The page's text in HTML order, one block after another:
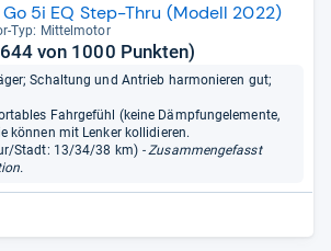
5i EQ Step-Thru (Modell 2022)
​Typ: Mit­tel­mo­tor
von 1000 Punkten)
Schaltung und Antrieb harmonieren gut;
Fahrgefühl (keine Dämpfungelemente,
können mit Lenker kollidieren.
Stadt: 13/34/38 km)- Zusammengefasst